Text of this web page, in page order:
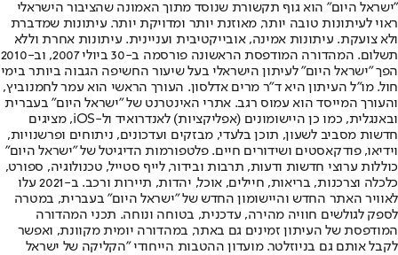
"ישראל היום" הוא גוף תקשורת שנוסד מתוך האמונה שהציבור הישראלי
ראוי לעיתונות טובה יותר, מאוזנת יותר ומדויקת יותר. עיתונות שמדברת
ולא צועקת. עיתונות אמינה, אובייקטיבית ועניינית. עיתונות אחרת וללא
תשלום. המהדורה המודפסת הראשונה פורסמה ב-30 ביולי 2007, וב-2010
הפך "ישראל היום" לעיתון הישראלי בעל שיעור החשיפה הגבוה ביותר בימי
חול. מו"ל העיתון היא ד"ר מרים אדלסון. העורך הראשי הוא עמר לחמנוביץ,
והעורך המייסד הוא עמוס רגב. אתרי האינטרנט של "ישראל היום" בעברית
ובאנגלית, כמו כן היישומונים (אפליקציות) לאנדרואיד ול-iOS, מציגים
חדשות מסביב לשעון, תוכן בלעדי, מבזקים ועדכונים, ניתוחים ופרשנויות,
וידיאו, פודקאסטים ושידורים חיים. פלטפורמות הדיגיטל של "ישראל היום"
כוללות ערוצי חדשות ודעות, תרבות ובידור, לייף סטייל, טכנולוגיה, ספורט,
כלכלה וצרכנות, בריאות, חיילים, אוכל, יהדות, תיירות ורכב. ב-2021 עלו
לאוויר האתר החדש והיישומון החדש של "ישראל היום" בעברית, במטרה
לספק לגולשים חוויה מהירה, עדכנית, בטוחה ונוחה. תכני המהדורה
המודפסת של העיתון זמינים גם באתר, במהדורה יומית מקוונת, ואפשר
לקבל אותם גם בניוזלטר. מועדון ההטבות הייחודי "הקליקה של ישראל